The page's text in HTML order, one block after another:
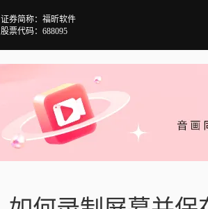
证券简称：福昕软件
股票代码：688095